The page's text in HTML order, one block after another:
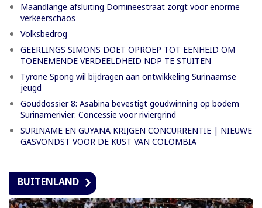
Maandlange afsluiting Domineestraat zorgt voor enorme
verkeerschaos
Volksbedrog
GEERLINGS SIMONS DOET OPROEP TOT EENHEID OM
TOENEMENDE VERDEELDHEID NDP TE STUITEN
Tyrone Spong wil bijdragen aan ontwikkeling Surinaamse
jeugd
Gouddossier 8: Asabina bevestigt goudwinning op bodem
Surinamerivier: Concessie voor riviergrind
SURINAME EN GUYANA KRIJGEN CONCURRENTIE | NIEUWE
GASVONDST VOOR DE KUST VAN COLOMBIA
BUITENLAND